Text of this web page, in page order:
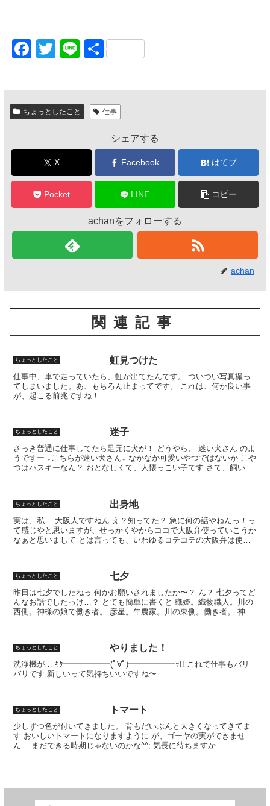
F
c
e
b
o
k
T
tt
er
Li
e
共
ちょっとしたこと 仕事
シェアする
X Facebook はてブ
Pocket LINE コピー
achanをフォローする
achan
関連記事
ちょっとしたこと 虹見つけた
仕事中、車で走っていたら、虹が出てたんです。 ついつい写真撮っ
てしまいました。あ、もちろん止まってです。 これは、何か良い事
が、起こる前兆ですね！
ちょっとしたこと 迷子
さっき普通に仕事してたら足元に犬が！ どうやら、 迷い犬さん のよ
うですー ↓こちらが迷い犬さん↓ なかなか可愛いやつではないか こや
つはハスキーなん？ おとなしくて、人懐っこい子です さて、飼い主
ちょっとしたこと 出身地
実は、私… 大阪人ですねん え？知ってた？ 急に何の話やねんっ！っ
て感じやと思いますが、せっかくやからココで大阪弁使っていこうか
なぁと思いまして とは言っても、いわゆるコテコテの大阪弁は使い
ちょっとしたこと 七夕
昨日は七夕でしたねっ 何かお願いされましたか〜？ ん？ 七夕ってど
んなお話でしたっけ…？ とても簡単に書くと 織姫。織物職人。川の
西側。神様の娘で働き者。 彦星。牛農家。川の東側。働き者。 神様
ちょっとしたこと やりました！
洗浄機が… ｷﾀ━━━━━━(ﾟ∀ﾟ)━━━━━━ｯ!! これで仕事もバリ
バリです 新しいって気持ちいいですね〜
ちょっとしたこと トマート
少しずつ色が付いてきました。 背もだいぶんと大きくなってきてま
す おいしいトマートになりますように が、ゴーヤの実ができませ
ん… まだできる時期じゃないのかな^^; 気長に待ちますか